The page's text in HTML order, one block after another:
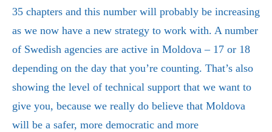
35 chapters and this number will probably be increasing
as we now have a new strategy to work with. A number
of Swedish agencies are active in Moldova – 17 or 18
depending on the day that you’re counting. That’s also
showing the level of technical support that we want to
give you, because we really do believe that Moldova
will be a safer, more democratic and more